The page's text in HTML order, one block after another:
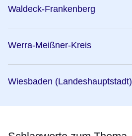
Waldeck-Frankenberg
Werra-Meißner-Kreis
Wiesbaden (Landeshauptstadt)